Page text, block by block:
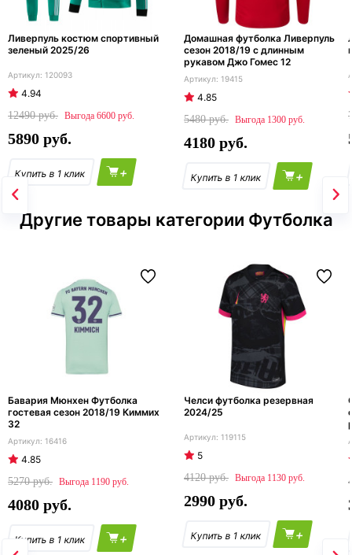
Ливерпуль костюм спортивный
зеленый 2025/26
120093
4.94
12490
6600
5890
+
Домашная футболка Ливерпуль
сезон 2018/19 с длинным
рукавом Джо Гомес 12
19415
4.85
5480
1300
4180
+
Другие товары категории Футболка
Бавария Мюнхен Футболка
гостевая сезон 2018/19 Киммих
32
16416
4.85
5270
1190
4080
+
Челси футболка резервная
2024/25
119115
5
4120
1130
2990
+